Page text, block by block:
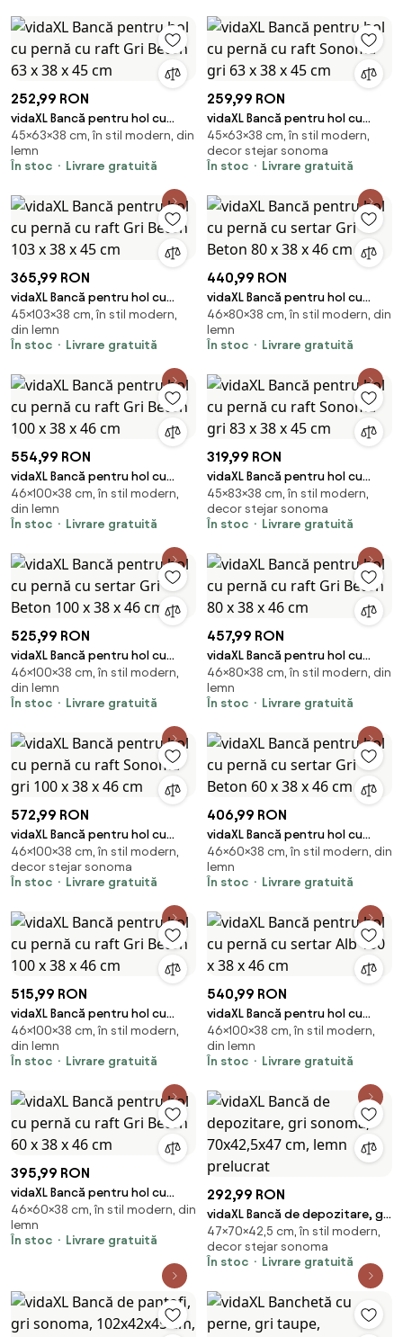
252,99 RON
vidaXL Bancă pentru hol cu
pernă cu raft Gri Beton 63 x 38
x 45 cm
45×63×38 cm, în stil modern, din
lemn
În stoc
Livrare gratuită
259,99 RON
vidaXL Bancă pentru hol cu
pernă cu raft Sonoma gri 63 x
38 x 45 cm
45×63×38 cm, în stil modern,
decor stejar sonoma
În stoc
Livrare gratuită
365,99 RON
vidaXL Bancă pentru hol cu
pernă cu raft Gri Beton 103 x 38
x 45 cm
45×103×38 cm, în stil modern,
din lemn
În stoc
Livrare gratuită
440,99 RON
vidaXL Bancă pentru hol cu
pernă cu sertar Gri Beton 80 x
38 x 46 cm
46×80×38 cm, în stil modern, din
lemn
În stoc
Livrare gratuită
554,99 RON
vidaXL Bancă pentru hol cu
pernă cu raft Gri Beton 100 x 38
x 46 cm
46×100×38 cm, în stil modern,
din lemn
În stoc
Livrare gratuită
319,99 RON
vidaXL Bancă pentru hol cu
pernă cu raft Sonoma gri 83 x
38 x 45 cm
45×83×38 cm, în stil modern,
decor stejar sonoma
În stoc
Livrare gratuită
525,99 RON
vidaXL Bancă pentru hol cu
pernă cu sertar Gri Beton 100 x
38 x 46 cm
46×100×38 cm, în stil modern,
din lemn
În stoc
Livrare gratuită
457,99 RON
vidaXL Bancă pentru hol cu
pernă cu raft Gri Beton 80 x 38
x 46 cm
46×80×38 cm, în stil modern, din
lemn
În stoc
Livrare gratuită
572,99 RON
vidaXL Bancă pentru hol cu
pernă cu raft Sonoma gri 100 x
38 x 46 cm
46×100×38 cm, în stil modern,
decor stejar sonoma
În stoc
Livrare gratuită
406,99 RON
vidaXL Bancă pentru hol cu
pernă cu sertar Gri Beton 60 x
38 x 46 cm
46×60×38 cm, în stil modern, din
lemn
În stoc
Livrare gratuită
515,99 RON
vidaXL Bancă pentru hol cu
pernă cu raft Gri Beton 100 x 38
x 46 cm
46×100×38 cm, în stil modern,
din lemn
În stoc
Livrare gratuită
540,99 RON
vidaXL Bancă pentru hol cu
pernă cu sertar Alb 100 x 38 x
46 cm
46×100×38 cm, în stil modern,
din lemn
În stoc
Livrare gratuită
395,99 RON
vidaXL Bancă pentru hol cu
pernă cu raft Gri Beton 60 x 38
x 46 cm
46×60×38 cm, în stil modern, din
lemn
În stoc
Livrare gratuită
292,99 RON
vidaXL Bancă de depozitare, gri
sonoma, 70x42,5x47 cm, lemn
prelucrat
47×70×42,5 cm, în stil modern,
decor stejar sonoma
În stoc
Livrare gratuită